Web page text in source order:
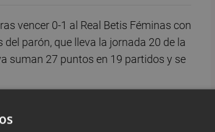
vencer 0-1 al Real Betis Féminas con
parón, que lleva la jornada 20 de la
suman 27 puntos en 19 partidos y se
al 0-1 de Marta Carro en el
izquierda de Fiamma, quien, tras